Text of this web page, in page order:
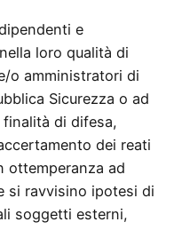
e
loro qualità di
o amministratori di
Sicurezza o ad
di difesa,
dei reati
ottemperanza ad
si ravvisino ipotesi di
soggetti esterni,